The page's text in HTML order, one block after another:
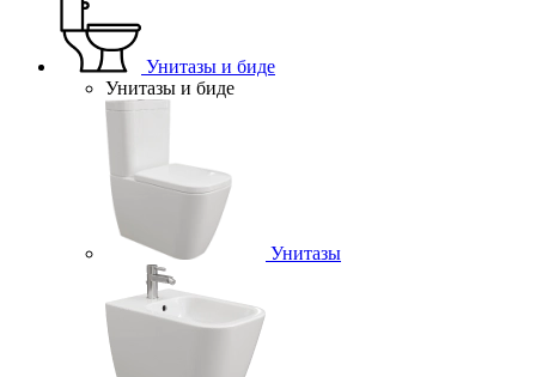
Унитазы и биде
Унитазы и биде
Унитазы